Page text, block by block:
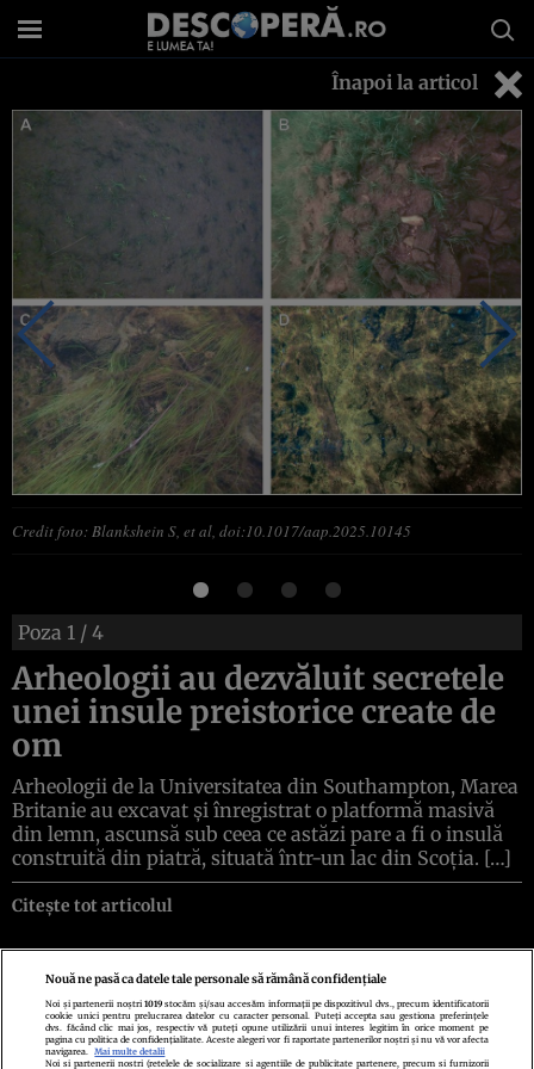
Înapoi la articol
Credit foto: Blankshein S, et al, doi:10.1017/aap.2025.10145
Poza 1 / 4
Arheologii au dezvăluit secretele
unei insule preistorice create de
om
Arheologii de la Universitatea din Southampton, Marea
Britanie au excavat și înregistrat o platformă masivă
din lemn, ascunsă sub ceea ce astăzi pare a fi o insulă
construită din piatră, situată într-un lac din Scoția. […]
Citește tot articolul
Politica de confidenţialitate Politica de cookiesTermeni şi condiţii
Echipa redacționalăContactSetări Cookies
Nouă ne pasă ca datele tale personale să rămână confidențiale
Noi și partenerii noștri1019 stocăm și/sau accesăm informații pe dispozitivul dvs., precum identificatorii
cookie unici pentru prelucrarea datelor cu caracter personal. Puteți accepta sau gestiona preferințele
dvs. făcând clic mai jos, respectiv vă puteți opune utilizării unui interes legitim în orice moment pe
pagina cu politica de confidențialitate. Aceste alegeri vor fi raportate partenerilor noștri și nu vă vor afecta
navigarea.
Mai multe detalii
Noi si partenerii nostri (retelele de socializare si agentiile de publicitate partenere, precum si furnizorii